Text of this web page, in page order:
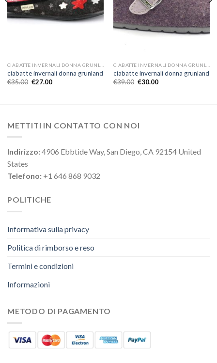
ciabatte invernali donna grunland
€35.00 €27.00
ciabatte invernali donna grunland
€39.00 €30.00
METTITI IN CONTATTO CON NOI
Indirizzo:4906 Ebbtide Way, San Diego, CA 92154 United
States
Telefono: +1 646 868 9032
POLITICHE
Informativa sulla privacy
Politica di rimborso e reso
Termini e condizioni
Informazioni
METODO DI PAGAMENTO